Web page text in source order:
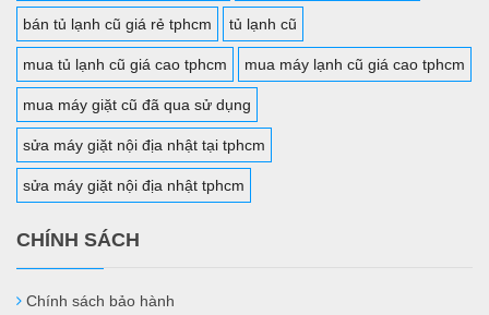
bán tủ lạnh cũ giá rẻ tphcm tủ lạnh cũ
mua tủ lạnh cũ giá cao tphcm mua máy lạnh cũ giá cao tphcm
mua máy giặt cũ đã qua sử dụng
sửa máy giặt nội địa nhật tại tphcm
sửa máy giặt nội địa nhật tphcm
CHÍNH SÁCH
Chính sách bảo hành